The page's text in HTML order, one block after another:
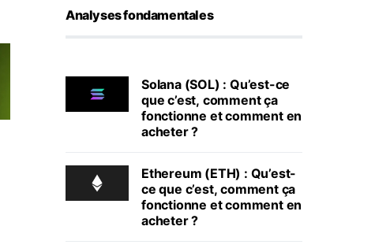
Analyses fondamentales
Solana (SOL) : Qu’est-ce
que c’est, comment ça
fonctionne et comment en
acheter ?
Ethereum (ETH) : Qu’est-
ce que c’est, comment ça
fonctionne et comment en
acheter ?